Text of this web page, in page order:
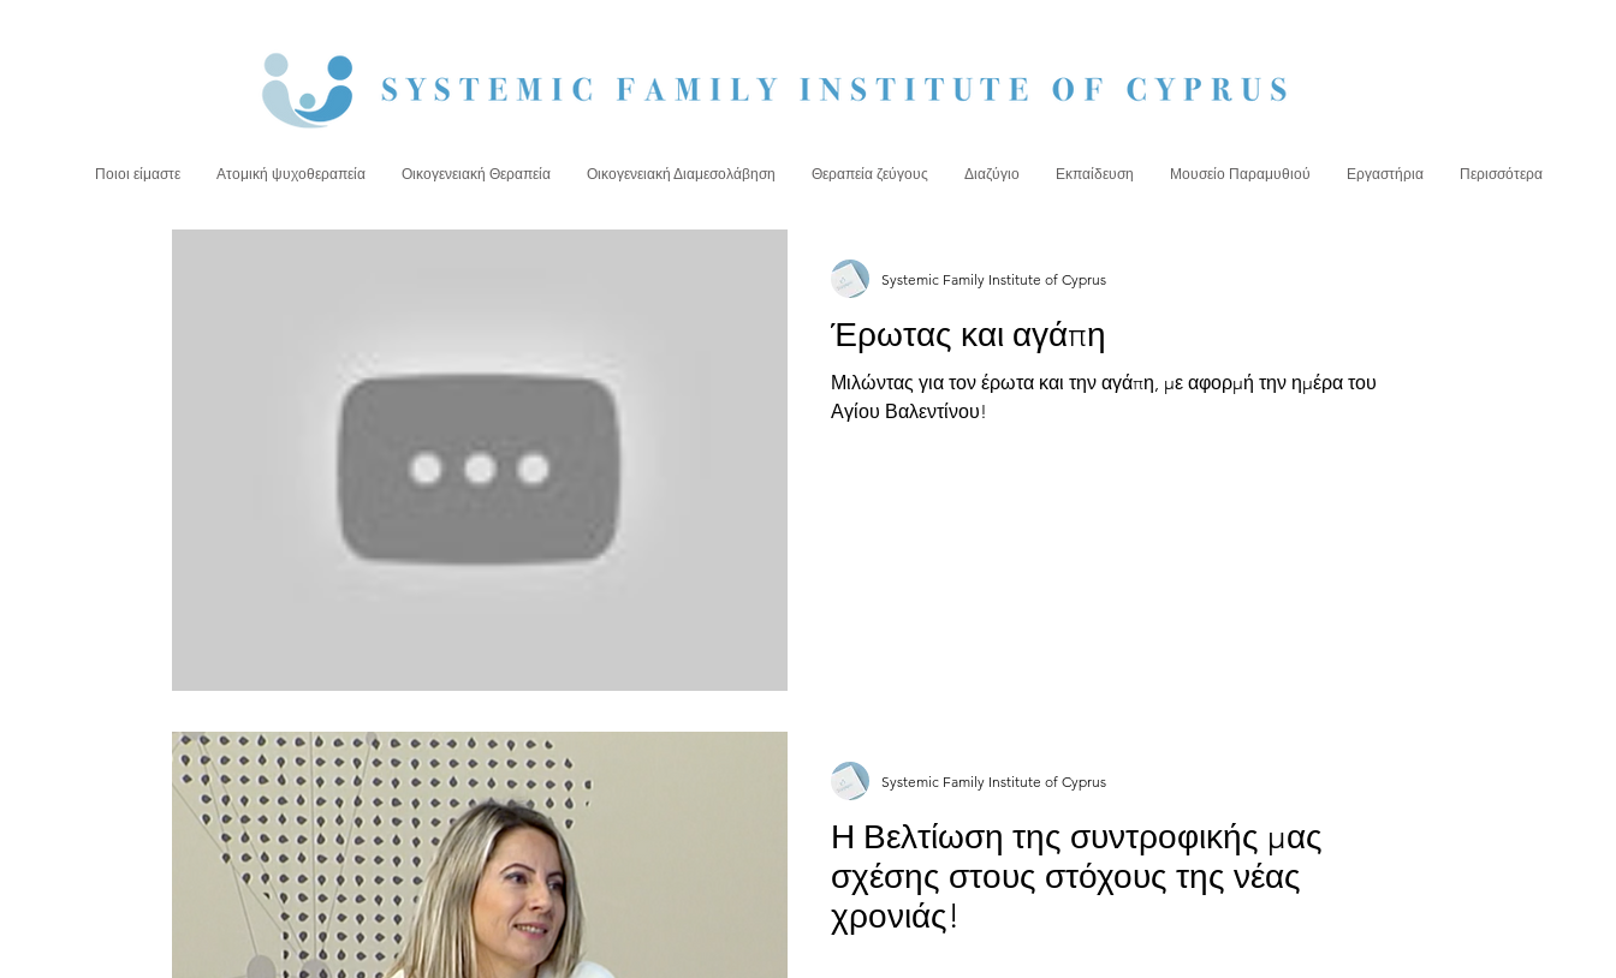
Ποιοι είμαστε Ατομική ψυχοθεραπεία Οικογενειακή Θεραπεία Οικογενειακή Διαμεσολάβηση Θεραπεία ζεύγους Διαζύγιο Εκπαίδευση Μουσείο Παραμυθιού Εργαστήρια Περισσότερα
Έρωτας και αγάπη
Μιλώντας για τον έρωτα και την αγάπη, με αφορμή την ημέρα του
Αγίου Βαλεντίνου!
Systemic Family Institute of Cyprus
Η Βελτίωση της συντροφικής μας
σχέσης στους στόχους της νέας
χρονιάς!
Systemic Family Institute of Cyprus